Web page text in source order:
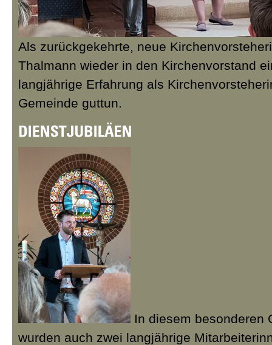
Als zurückgekehrte, neue
Thalmann wieder in den Kirchenvorstand
langjährige Erfahrung als
Gemeinde guttun.
In diesem besonderen
wurden auch zwei langjährige